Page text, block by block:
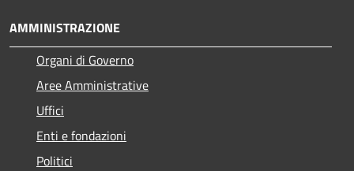
AMMINISTRAZIONE
Organi di Governo
Aree Amministrative
Uffici
Enti e fondazioni
Politici